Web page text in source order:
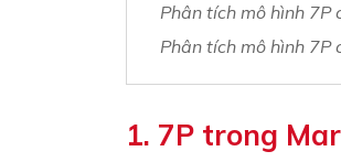
Phân tích mô hình 7P
Phân tích mô hình 7P
1. 7P trong